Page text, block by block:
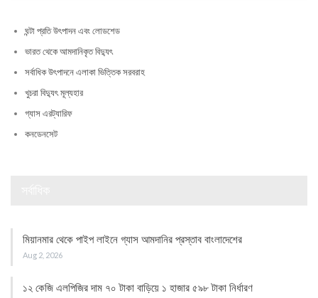
ঘন্টা প্রতি উৎপাদন এবং লোডশেড
ভারত থেকে আমদানিকৃত বিদ্যুৎ
সর্বাধিক উৎপাদনে এলাকা ভিত্তিক সরবরাহ
খুচরা বিদ্যুৎ মূল্যহার
গ্যাস এরট্যারিফ
কনডেনসেট
মিয়ানমার থেকে পাইপ লাইনে গ্যাস আমদানির প্রস্তাব বাংলাদেশের
Aug 2, 2026
১২ কেজি এলপিজির দাম ৭০ টাকা বাড়িয়ে ১ হাজার ৫৯৮ টাকা নির্ধারণ